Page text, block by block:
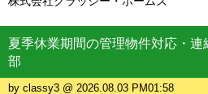
夏季休業期間の管理物件対応・
部
by classy3 @ 2026.08.03 PM01:58